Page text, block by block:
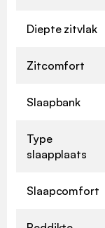
Diepte zitvlak
Zitcomfort
Slaapbank
Type
slaapplaats
Slaapcomfort